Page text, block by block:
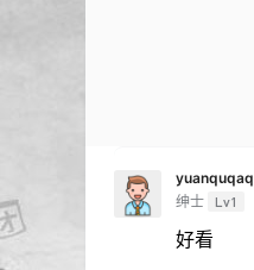
yuanquqaq
绅士 Lv1
好看